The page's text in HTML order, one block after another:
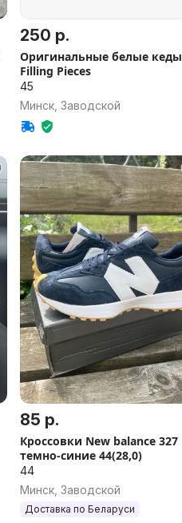
250 р.
Оригинальные белые кеды
Filling Pieces
45
Минск, Заводской
85 р.
Кроссовки New balance 327
темно-синие 44(28,0)
44
Минск, Заводской
Доставка по Беларуси